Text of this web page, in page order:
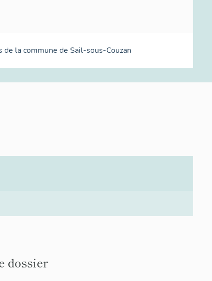
la commune de Sail-sous-Couzan
dossier